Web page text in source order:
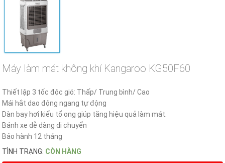
Máy làm mát không khí Kangaroo KG50F60
Thiết lập 3 tốc độc gió: Thấp/ Trung bình/ Cao
Mái hắt dao động ngang tự động
Dàn bay hơi kiểu tổ ong giúp tăng hiệu quả làm mát.
Bánh xe dễ dàng di chuyển
Bảo hành 12 tháng
TÌNH TRẠNG: CÒN HÀNG